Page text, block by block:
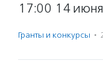
17:00 14
Гранты и конкурсы ·